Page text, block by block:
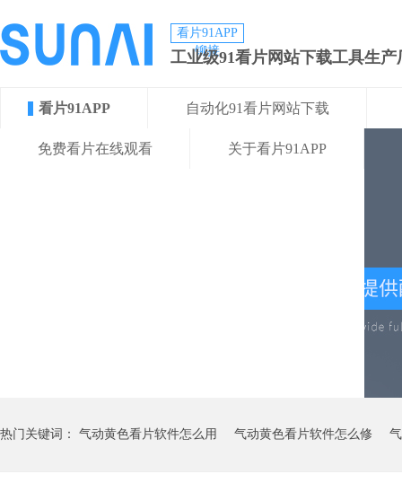
看片91APP
铆接
工业级91看片网站下载工具生产
看片91APP 自动化91看片网站下载
免费看片在线观看 关于看片91APP
热门关键词： 气动黄色看片软件怎么用 气动黄色看片软件怎么修